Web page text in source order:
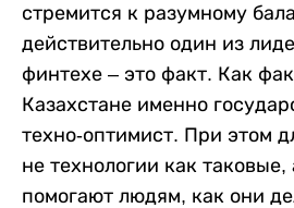
стремится к разумному
действительно один из
финтехе – это факт. Как
Казахстане именно
техно-оптимист. При этом
не технологии как таковые,
помогают людям, как они